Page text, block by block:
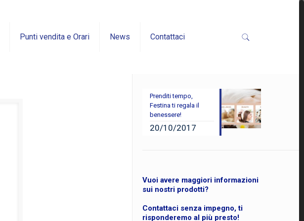
Punti vendita e Orari News Contattaci
Prenditi tempo,
Festina ti regala il
benessere!
20/10/2017
Vuoi avere maggiori informazioni
sui nostri prodotti?
Contattaci senza impegno, ti
risponderemo al più presto!